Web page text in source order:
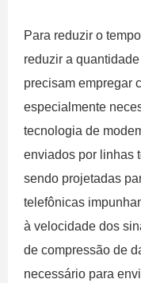
Para reduzir o
reduzir a
precisam empregar
especialmente
tecnologia de
enviados por linhas
sendo projetadas
telefônicas
à velocidade dos
de compressão de
necessário para